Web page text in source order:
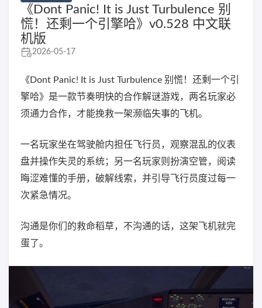
《Dont Panic! It is Just Turbulence 别
慌！还剩一个引擎哈》v0.528 中文联
机版
2026-05-17
《Dont Panic! It is Just Turbulence 别慌！还剩一个引
擎哈》是一款节奏明快的合作解谜游戏，两名玩家必
须通力合作，才能挽救一架濒临失事的飞机。
一名玩家坐在驾驶舱内担任飞行员，观察混乱的仪表
盘并操作失灵的系统；另一名玩家则扮演空管，阅读
晦涩难懂的手册，破解线索，并引导飞行员度过每一
次紧急情况。
沟通是你们的救命稻草，不沟通的话，这架飞机就完
蛋了。